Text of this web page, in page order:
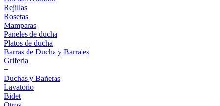
Rejillas
Rosetas
Mamparas
Paneles de ducha
Platos de ducha
Barras de Ducha y Barrales
Griferia
+
Duchas y Bañeras
Lavatorio
Bidet